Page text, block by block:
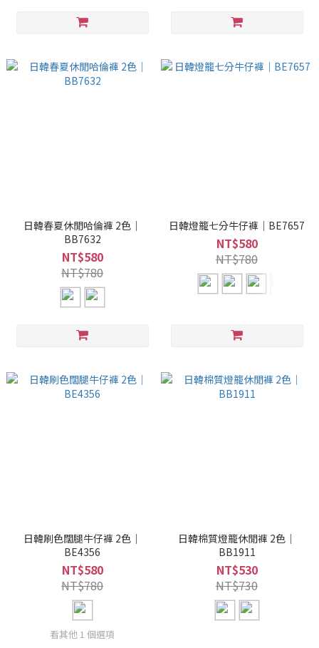
日韓春夏休閒哈倫褲 2色｜
BB7632
NT$580
NT$780
日韓燈籠七分牛仔褲｜BE7657
NT$580
NT$780
日韓刷色闊腿牛仔褲 2色｜
BE4356
NT$580
NT$780
看其他 1 個選項
日韓棉質燈籠休閒褲 2色｜
BB1911
NT$530
NT$730